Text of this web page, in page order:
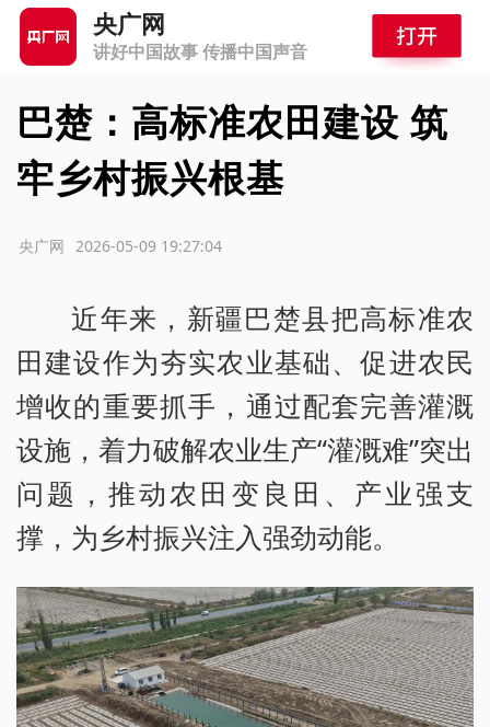
央广网
讲好中国故事 传播中国声音
巴楚：高标准农田建设 筑
牢乡村振兴根基
2026-05-09 19:27:04
央广网
近年来，新疆巴楚县把高标准农
田建设作为夯实农业基础、促进农民
增收的重要抓手，通过配套完善灌溉
设施，着力破解农业生产“灌溉难”突出
问题，推动农田变良田、产业强支
撑，为乡村振兴注入强劲动能。